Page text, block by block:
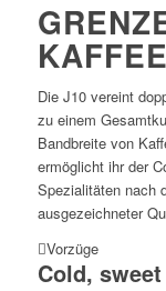
Die J10 vereint
zu einem
Bandbreite von
ermöglicht ihr der
Spezialitäten nach
ausgezeichneter
Vorzüge
Cold,